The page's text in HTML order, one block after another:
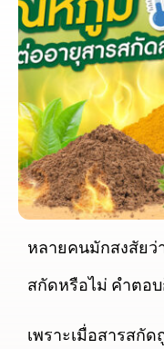
หลายคนมักสงสัย
สกัดหรือไม่ คำตอ
เพราะเมื่อสารสกั